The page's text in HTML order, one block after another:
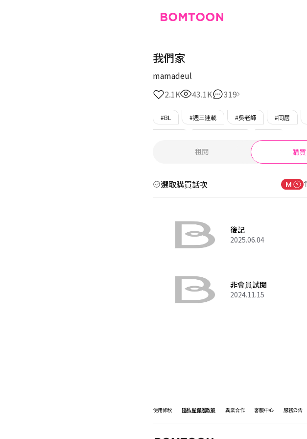
我們家
mamadeul
2.1K
43.1K 319
#BL #週三連載 #吳老師 #同居
租閱 購買
選取購買話次
後記
2025.06.04
非會員試閱
2024.11.15
使用條款 隱私權保護政策 異業合作 客服中心 服務公告